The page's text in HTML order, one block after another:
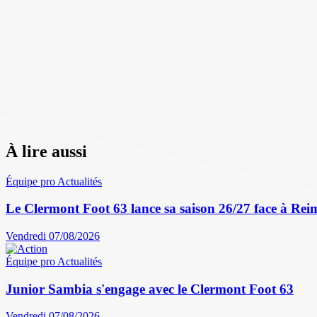
À lire aussi
Équipe pro Actualités
Le Clermont Foot 63 lance sa saison 26/27 face à
Vendredi 07/08/2026
Équipe pro Actualités
Junior Sambia s'engage avec le Clermont Foot 63